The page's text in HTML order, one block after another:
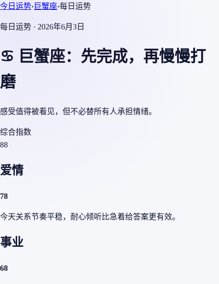
今日运势›巨蟹座›每日运势
每日运势 · 2026年6月3日
♋ 巨蟹座：先完成，再慢慢打
磨
感受值得被看见，但不必替所有人承担情绪。
综合指数
88
爱情
78
今天关系节奏平稳，耐心倾听比急着给答案更有效。
事业
68